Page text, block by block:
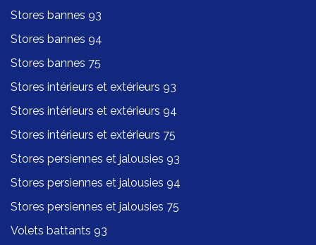
Stores bannes 93
Stores bannes 94
Stores bannes 75
Stores intérieurs et extérieurs 93
Stores intérieurs et extérieurs 94
Stores intérieurs et extérieurs 75
Stores persiennes et jalousies 93
Stores persiennes et jalousies 94
Stores persiennes et jalousies 75
Volets battants 93